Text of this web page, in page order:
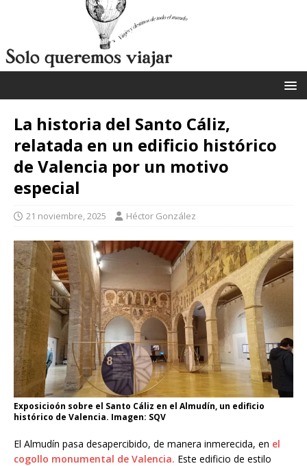
La historia del Santo Cáliz,
relatada en un edificio histórico
de Valencia por un motivo
especial
21 noviembre, 2025 Héctor González
Exposicioón sobre el Santo Cáliz en el Almudín, un edificio
histórico de Valencia. Imagen: SQV
El Almudín pasa desapercibido, de manera inmerecida, en el
cogollo monumental de Valencia. Este edificio de estilo